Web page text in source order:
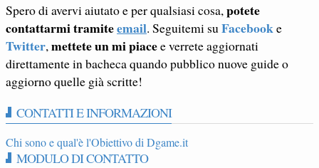
Spero di avervi aiutato e per qualsiasi cosa,potete
contattarmi tramiteemail. Seguitemi suFacebooke
Twitter,mettete un mi piacee verrete aggiornati
direttamente in bacheca quando pubblico nuove guide o
aggiorno quelle già scritte!
CONTATTI E INFORMAZIONI
Chi sono e qual'è l'Obiettivo di Dgame.it
MODULO DI CONTATTO